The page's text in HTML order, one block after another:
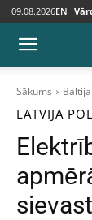
09.08.2026EN
Sākums Baltija
LATVIJA